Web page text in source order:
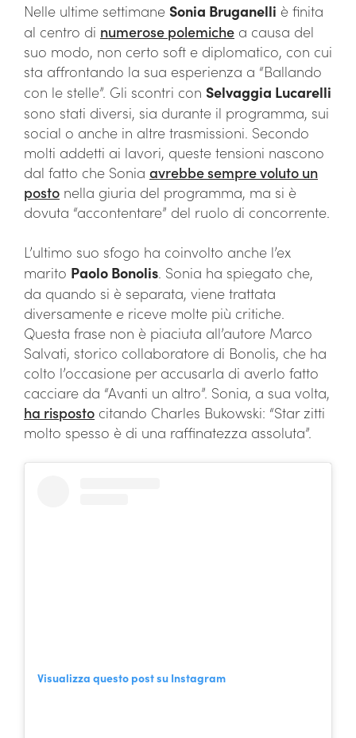
Nelle ultime settimane Sonia Bruganelli è finita
al centro di numerose polemiche a causa del
suo modo, non certo soft e diplomatico, con cui
sta affrontando la sua esperienza a “Ballando
con le stelle”. Gli scontri con Selvaggia Lucarelli
sono stati diversi, sia durante il programma, sui
social o anche in altre trasmissioni. Secondo
molti addetti ai lavori, queste tensioni nascono
dal fatto che Sonia avrebbe sempre voluto un
posto nella giuria del programma, ma si è
dovuta “accontentare” del ruolo di concorrente.
L’ultimo suo sfogo ha coinvolto anche l’ex
marito Paolo Bonolis. Sonia ha spiegato che,
da quando si è separata, viene trattata
diversamente e riceve molte più critiche.
Questa frase non è piaciuta all’autore Marco
Salvati, storico collaboratore di Bonolis, che ha
colto l’occasione per accusarla di averlo fatto
cacciare da “Avanti un altro”. Sonia, a sua volta,
ha risposto citando Charles Bukowski: “Star zitti
molto spesso è di una raffinatezza assoluta”.
Visualizza questo post su Instagram